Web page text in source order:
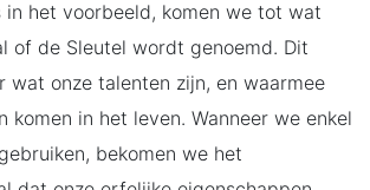
in het voorbeeld, komen we tot wat
of de Sleutel wordt genoemd. Dit
wat onze talenten zijn, en waarmee
komen in het leven. Wanneer we enkel
bekomen we het